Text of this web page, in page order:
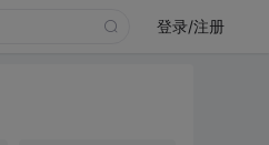
登录/注册